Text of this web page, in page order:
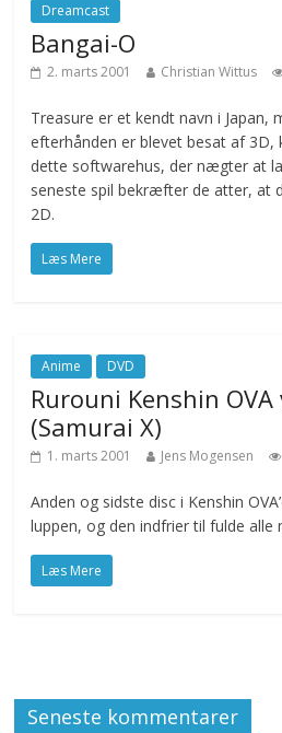
Dreamcast
Bangai-O
2. marts 2001 Christian Wittus
Treasure er et kendt navn i Japan,
efterhånden er blevet besat af
dette softwarehus, der nægter at
seneste spil bekræfter de atter, at
2D.
Læs Mere
Anime DVD
Rurouni Kenshin
(Samurai X)
1. marts 2001 Jens Mogensen
Anden og sidste disc i Kenshin
luppen, og den indfrier til fulde alle
Læs Mere
Seneste kommentarer